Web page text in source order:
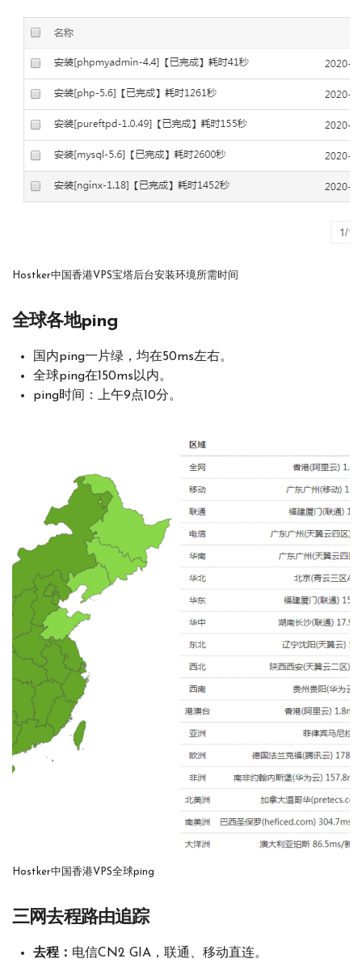
Hostker中国香港VPS宝塔后台安装环境所需时间
全球各地ping
国内ping一片绿，均在50ms左右。
全球ping在150ms以内。
ping时间：上午9点10分。
Hostker中国香港VPS全球ping
三网去程路由追踪
去程： 电信CN2 GIA，联通、移动直连。